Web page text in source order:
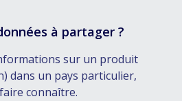
à partager ?
sur un produit
dans un pays particulier,
connaître.